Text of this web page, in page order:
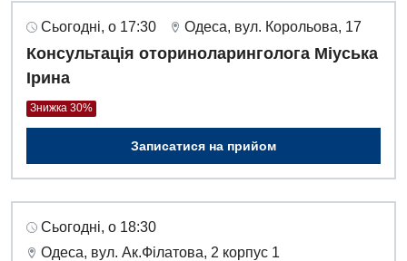
Сьогодні, о 17:30 Одеса, вул. Корольова, 17
Консультація оториноларинголога Міуська
Ірина
Знижка 30%
Записатися на прийом
Сьогодні, о 18:30
Одеса, вул. Ак.Філатова, 2 корпус 1